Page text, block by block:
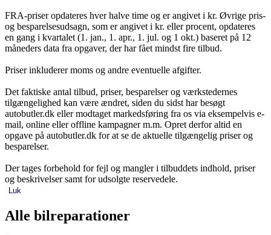
FRA-priser opdateres hver halve time og er angivet i kr. Øvrige pris-
og besparelsesudsagn, som er angivet i kr. eller procent, opdateres
en gang i kvartalet (1. jan., 1. apr., 1. jul. og 1 okt.) baseret på 12
måneders data fra opgaver, der har fået mindst fire tilbud.
Priser inkluderer moms og andre eventuelle afgifter.
Det faktiske antal tilbud, priser, besparelser og værkstedernes
tilgængelighed kan være ændret, siden du sidst har besøgt
autobutler.dk eller modtaget markedsføring fra os via eksempelvis e-
mail, online eller offline kampagner m.m. Opret derfor altid en
opgave på autobutler.dk for at se de aktuelle tilgængelig priser og
besparelser.
Der tages forbehold for fejl og mangler i tilbuddets indhold, priser
og beskrivelser samt for udsolgte reservedele.
Luk
Alle bilreparationer